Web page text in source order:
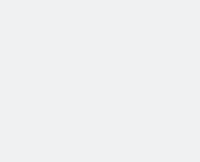
konferans.’ KÜRT MESELESİ BARIŞÇIL
bir metni kamuoyuna sundular. PSK